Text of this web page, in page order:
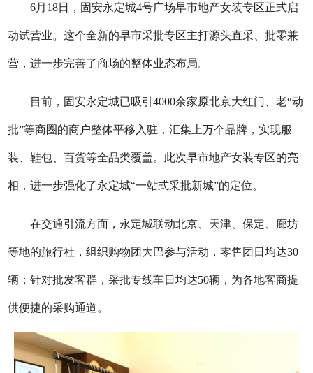
6月18日，固安永定城4号广场早市地产女装专区正式启
动试营业。这个全新的早市采批专区主打源头直采、批零兼
营，进一步完善了商场的整体业态布局。
目前，固安永定城已吸引4000余家原北京大红门、老“动
批”等商圈的商户整体平移入驻，汇集上万个品牌，实现服
装、鞋包、百货等全品类覆盖。此次早市地产女装专区的亮
相，进一步强化了永定城“一站式采批新城”的定位。
在交通引流方面，永定城联动北京、天津、保定、廊坊
等地的旅行社，组织购物团大巴参与活动，零售团日均达30
辆；针对批发客群，采批专线车日均达50辆，为各地客商提
供便捷的采购通道。